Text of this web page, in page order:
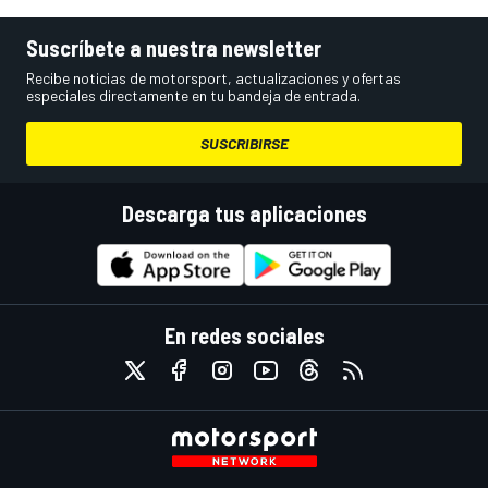
Suscríbete a nuestra newsletter
Recibe noticias de motorsport, actualizaciones y ofertas
especiales directamente en tu bandeja de entrada.
SUSCRIBIRSE
Descarga tus aplicaciones
En redes sociales